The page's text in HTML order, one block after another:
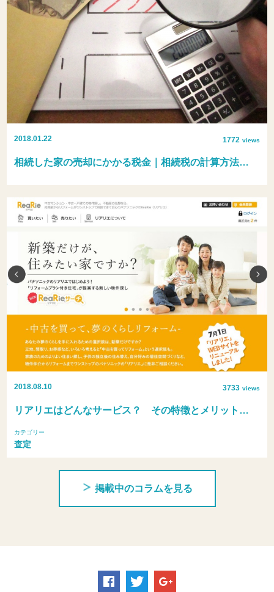
2018.01.22 1772 views
相続した家の売却にかかる税金｜相続税の計算方法…
2018.08.10 3733 views
リアリエはどんなサービス？ その特徴とメリット…
カテゴリー
査定
掲載中のコラムを見る